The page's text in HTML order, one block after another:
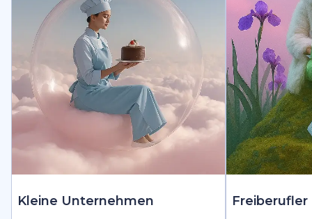
Kleine Unternehmen Freiberufler